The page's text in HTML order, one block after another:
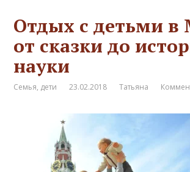
Отдых с детьми в
от сказки до
науки
Семья, дети 23.02.2018 Татьяна